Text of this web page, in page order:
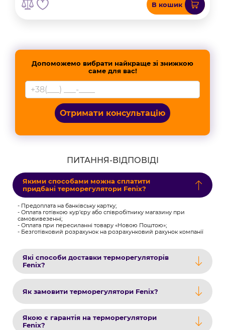
В кошик
Допоможемо вибрати найкраще зі знижкою
саме для вас!
Отримати консультацію
ПИТАННЯ-ВІДПОВІДІ
Якими способами можна сплатити
придбані терморегулятори Fenix?
- Предоплата на банківську картку;
- Оплата готівкою кур'єру або співробітнику магазину при
самовивезенні;
- Оплата при пересиланні товару «Новою Поштою»;
- Безготівковий розрахунок на розрахунковий рахунок компанії
Які способи доставки терморегуляторів
Fenix?
Як замовити терморегулятори Fenix?
Якою є гарантія на терморегулятори
Fenix?